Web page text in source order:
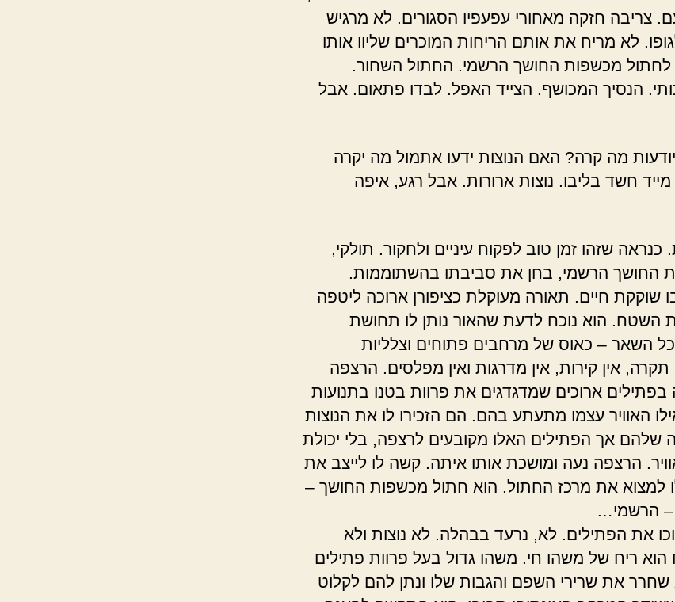
צריבה חזקה מאחורי עפעפיו הסגורים. לא מרגיש
לא מריח את אותם הריחות המוכרים שליוו אותו
לחתול מכשפות החושך הרשמי. החתול השחור.
הנסיך המכושף. הצייד האפל. לבדו פתאום. אבל
מה קרה? האם הנוצות ידעו אתמול מה יקרה
חשד בליבו. נוצות ארורות. אבל רגע, איפה
שזהו זמן טוב לפקוח עיניים ולחקור. תולקי,
החושך הרשמי, בחן את סביבתו בהשתוממות.
שוקקת חיים. תאורה מעוקלת כציפורן ארוכה ליטפה
השטח. הוא נוכח לדעת שהאור נותן לו תחושת
כל השאר – כאוס של מרחבים פתוחים וצלליות
תקרה, אין קירות, אין מדרגות ואין מפלסים. הרצפה
בפתילים ארוכים שמדגדגים את פרוות בטנו בתנועות
האוויר עצמו מתעתע בהם. הם הזכירו לו את הנוצות
שלהם אך הפתילים האלו מקובעים לרצפה, בלי יכולת
הרצפה נעה ומושכת אותו איתה. קשה לו לייצב את
למצוא את מרכז החתול. הוא חתול מכשפות החושך –
– הרשמי…
את הפתילים. לא, נרעד בבהלה. לא נוצות ולא
הוא ריח של משהו חי. משהו גדול בעל פרוות פתילים
שחרר את שרירי השפם והגבות שלו ונתן להם לקלוט